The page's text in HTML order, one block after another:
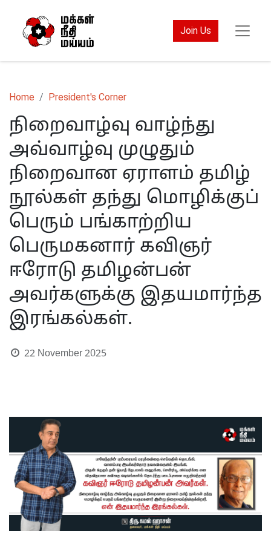
Join Us
Home President's Corner
நிறைவாழ்வு வாழ்ந்து
அவ்வாழ்வு முழுதும்
நிறைவான ஏராளம் தமிழ்
நூல்கள் தந்து மொழிக்குப்
பெரும் பங்காற்றிய
பெருமகனார் கவிஞர்
ஈரோடு தமிழன்பன்
அவர்களுக்கு இதயமார்ந்த
இரங்கல்கள்.
22 November 2025